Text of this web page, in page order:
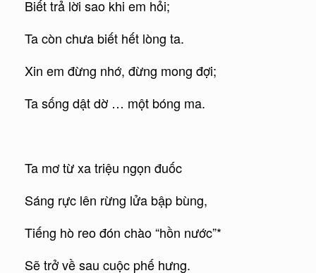
Biết trả lời sao khi em hỏi;
Ta còn chưa biết hết lòng ta.
Xin em đừng nhớ, đừng mong đợi;
Ta sống dật dờ … một bóng ma.
Ta mơ từ xa triệu ngọn đuốc
Sáng rực lên rừng lửa bập bùng,
Tiếng hò reo đón chào “hồn nước”*
Sẽ trở về sau cuộc phế hưng.